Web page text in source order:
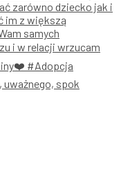
uważnego, spok